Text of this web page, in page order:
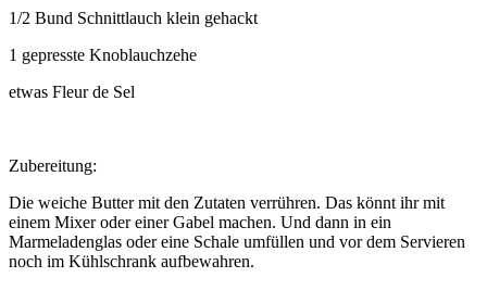
1/2 Bund Schnittlauch klein gehackt
1 gepresste Knoblauchzehe
etwas Fleur de Sel
Zubereitung:
Die weiche Butter mit den Zutaten verrühren. Das könnt ihr mit
einem Mixer oder einer Gabel machen. Und dann in ein
Marmeladenglas oder eine Schale umfüllen und vor dem Servieren
noch im Kühlschrank aufbewahren.